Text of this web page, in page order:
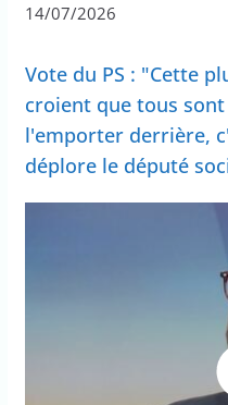
14/07/2026
Vote du PS : "Cette
croient que tous
l'emporter derrière,
déplore le député